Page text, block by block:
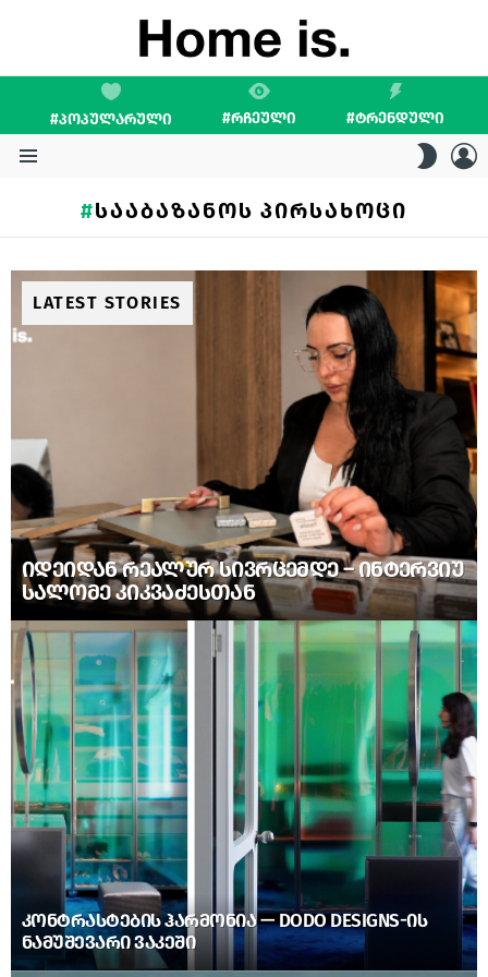
#ᲞᲝᲞᲣᲚᲐᲠᲣᲚᲘ #ᲠᲩᲔᲣᲚᲘ #ᲢᲠᲔᲜᲓᲣᲚᲘ
SKIN
ᲡᲐᲐᲑᲐᲖᲐᲜᲝᲡ ᲞᲘᲠᲡᲐᲮᲝᲪᲘ
LATEST STORIES
ᲘᲓᲔᲘᲓᲐᲜ ᲠᲔᲐᲚᲣᲠ ᲡᲘᲕᲠᲪᲔᲛᲓᲔ – ᲘᲜᲢᲔᲠᲕᲘᲣ
ᲡᲐᲚᲝᲛᲔ ᲙᲘᲙᲕᲐᲫᲔᲡᲗᲐᲜ
ᲙᲝᲜᲢᲠᲐᲡᲢᲔᲑᲘᲡ ᲰᲐᲠᲛᲝᲜᲘᲐ — DODO DESIGNS-ᲘᲡ
ᲜᲐᲛᲣᲨᲔᲕᲐᲠᲘ ᲕᲐᲙᲔᲨᲘ